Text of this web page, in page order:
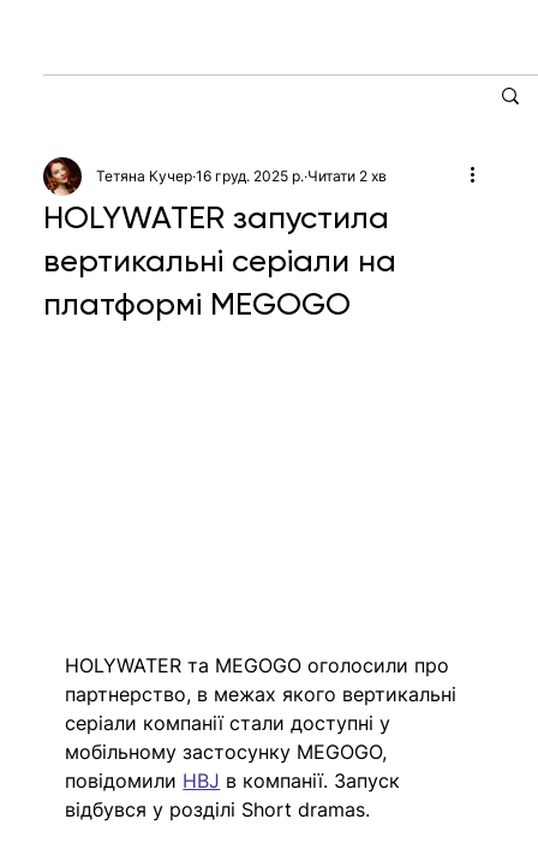
HOLYWATER запустила
вертикальні серіали на
платформі MEGOGO
Тетяна Кучер 16 груд. 2025 р. Читати 2 хв
HOLYWATER та MEGOGO оголосили про
партнерство, в межах якого вертикальні
серіали компанії стали доступні у
мобільному застосунку MEGOGO,
повідомили HBJ в компанії. Запуск
відбувся у розділі Short dramas.